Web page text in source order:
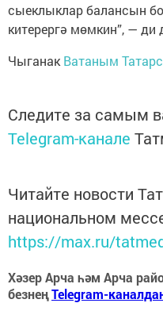
сыеклыклар балансын
китерергә мөмкин”, — ди
Чыганак Ватаным
Следите за самым
Telegram-канале
Читайте новости
национальном
https://max.ru/
Хәзер Арча һәм Арча
безнеңTelegram-